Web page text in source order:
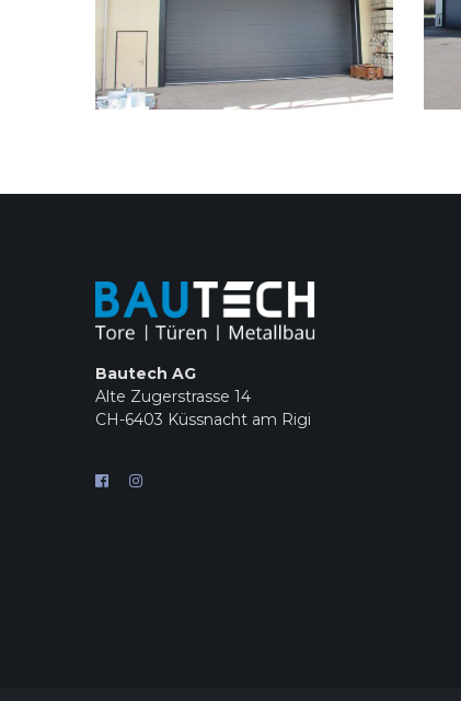
Bautech AG
Alte Zugerstrasse 14
CH-6403 Küssnacht am Rigi